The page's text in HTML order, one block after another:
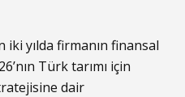
yılda firmanın finansal
Türk tarımı için
dair